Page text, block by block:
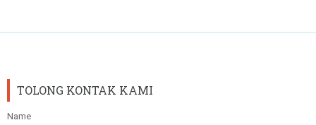
TOLONG KONTAK KAMI
Name